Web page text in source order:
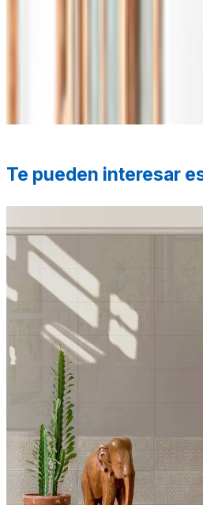
de la realidad. Los elementos de
incluyen en la compra.
Te pueden interesar